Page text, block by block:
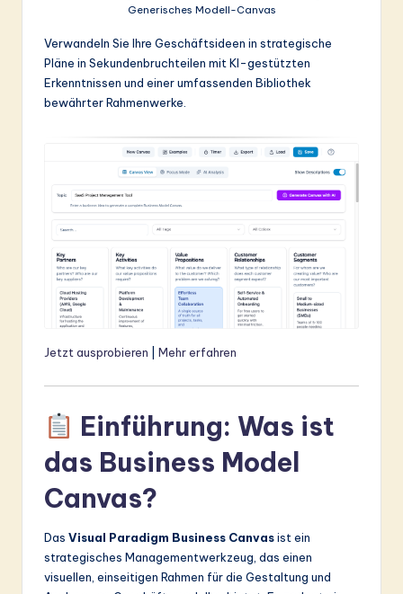
Generisches Modell-Canvas
Verwandeln Sie Ihre Geschäftsideen in strategische
Pläne in Sekundenbruchteilen mit KI-gestützten
Erkenntnissen und einer umfassenden Bibliothek
bewährter Rahmenwerke.
Jetzt ausprobieren Mehr erfahren
Einführung: Was ist
das Business Model
Canvas?
Das Visual Paradigm Business Canvasist ein
strategisches Managementwerkzeug, das einen
visuellen, einseitigen Rahmen für die Gestaltung und